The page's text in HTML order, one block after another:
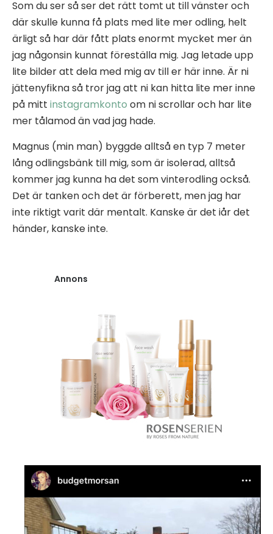
Som du ser så ser det rätt tomt ut till vänster och
där skulle kunna få plats med lite mer odling, helt
ärligt så har där fått plats enormt mycket mer än
jag någonsin kunnat föreställa mig. Jag letade upp
lite bilder att dela med mig av till er här inne. Är ni
jättenyfikna så tror jag att ni kan hitta lite mer inne
på mitt instagramkonto om ni scrollar och har lite
mer tålamod än vad jag hade.
Magnus (min man) byggde alltså en typ 7 meter
lång odlingsbänk till mig, som är isolerad, alltså
kommer jag kunna ha det som vinterodling också.
Det är tanken och det är förberett, men jag har
inte riktigt varit där mentalt. Kanske är det iår det
händer, kanske inte.
Annons